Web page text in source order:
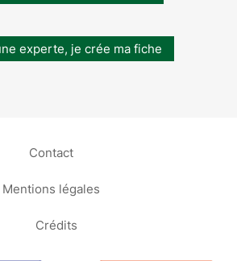
experte, je crée ma fiche
Contact
Mentions légales
Crédits